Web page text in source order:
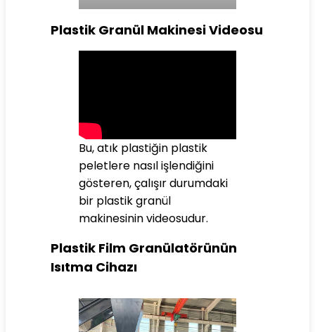
Plastik Granül Makinesi Videosu
Bu, atık plastiğin plastik
peletlere nasıl işlendiğini
gösteren, çalışır durumdaki
bir plastik granül
makinesinin videosudur.
Plastik Film Granülatörünün
Isıtma Cihazı